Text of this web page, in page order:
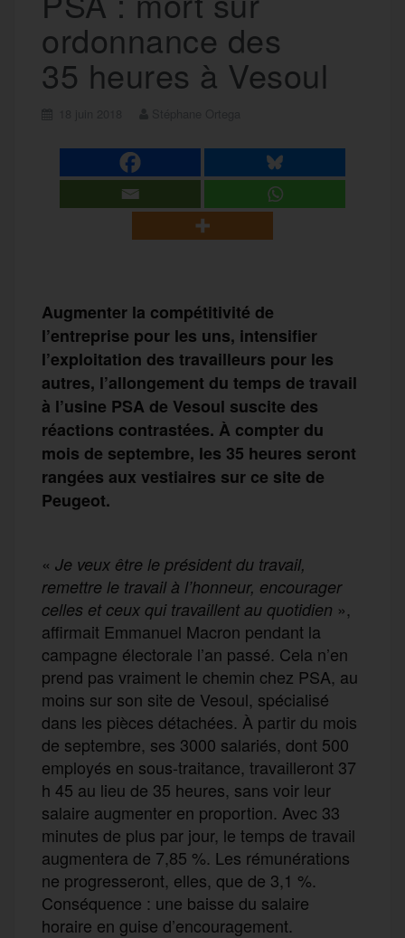
ordonnance des
35 heures à Vesoul
Augmenter la compétitivité de
l’entreprise pour les uns, intensifier
l’exploitation des travailleurs pour les
autres, l’allongement du temps de travail
à l’usine PSA de Vesoul suscite des
réactions contrastées. À compter du
mois de septembre, les 35 heures seront
rangées aux vestiaires sur ce site de
Peugeot.
« Je veux être le président du travail,
remettre le travail à l’honneur, encourager
celles et ceux qui travaillent au quotidien »,
affirmait Emmanuel Macron pendant la
campagne électorale l’an passé. Cela n’en
prend pas vraiment le chemin chez PSA, au
moins sur son site de Vesoul, spécialisé
dans les pièces détachées. À partir du mois
de septembre, ses 3000 salariés, dont 500
employés en sous-traitance, travailleront 37
h 45 au lieu de 35 heures, sans voir leur
salaire augmenter en proportion. Avec 33
minutes de plus par jour, le temps de travail
augmentera de 7,85 %. Les rémunérations
ne progresseront, elles, que de 3,1 %.
Conséquence : une baisse du salaire
horaire en guise d’encouragement.